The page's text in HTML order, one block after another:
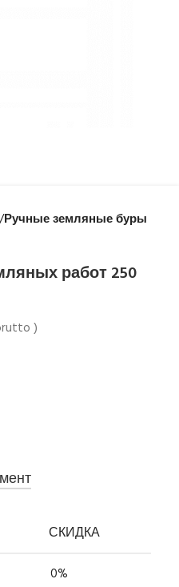
Ручные земляные буры
работ 250
)
СКИДКА
0%